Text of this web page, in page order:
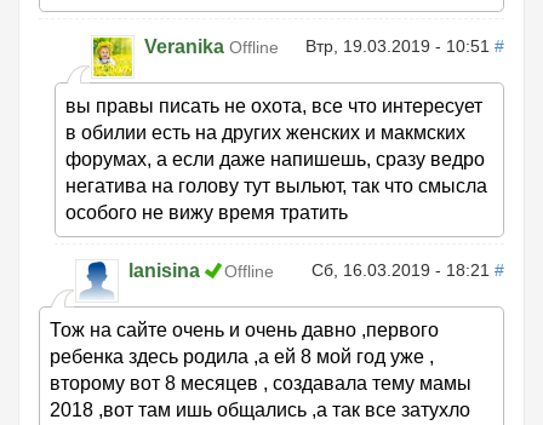
Veranika Offline Втр, 19.03.2019 - 10:51 #
вы правы писать не охота, все что интересует
в обилии есть на других женских и макмских
форумах, а если даже напишешь, cразу ведро
негатива на голову тут выльют, так что смысла
особого не вижу время тратить
lanisina Offline Сб, 16.03.2019 - 18:21 #
Тож на сайте очень и очень давно ,первого
ребенка здесь родила ,а ей 8 мой год уже ,
второму вот 8 месяцев , создавала тему мамы
2018 ,вот там ишь общались ,а так все затухло